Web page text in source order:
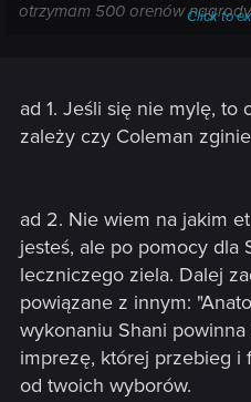
otrzymam 500 orenów
lub nie wydania Colemana?
wybrać.
większą przyjaźń.
3. Zadanie "Kościany poker",
w tę grę prawidłowo grać i nie
wszystkie kości do wyboru,
przegrywam... muszę teraz
Bruysem.
Click to
ad 1. Jeśli się nie mylę, to
zależy czy Coleman
ad 2. Nie wiem na jakim
jesteś, ale po pomocy dla
leczniczego ziela. Dalej
powiązane z innym:
wykonaniu Shani
imprezę, której przebieg i
od twoich wyborów.